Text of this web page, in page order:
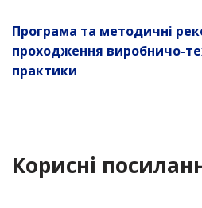
Програма та методичні
проходження виробничо-
практики
Корисні